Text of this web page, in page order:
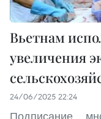
Вьетнам
увеличения
24/06/2025 22:24
Подписание